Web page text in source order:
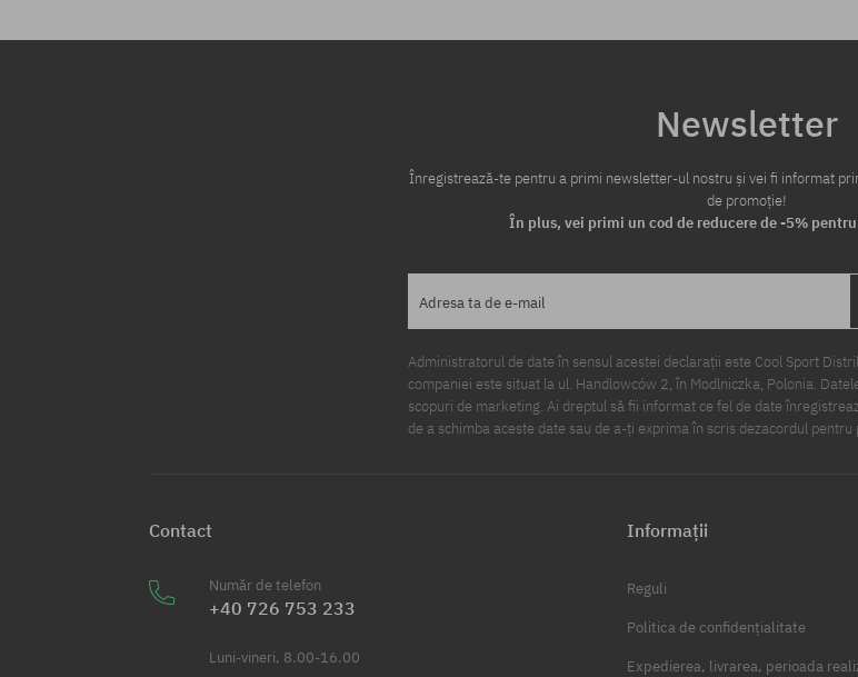
Newsletter
Înregistrează-te pentru a primi newsletter-ul nostru și vei fi informat
de promoție!
În plus, vei primi un cod de reducere de -5%
Adresa ta de e-mail
Administratorul de date în sensul acestei declarații este Cool Sport
companiei este situat la ul. Handlowców 2, în Modlniczka, Polonia.
scopuri de marketing. Ai dreptul să fii informat ce fel de date
de a schimba aceste date sau de a-ți exprima în scris dezacordul
Contact
Număr de telefon
+40 726 753 233
Luni-vineri, 8.00-16.00
Informații
Reguli
Politica de confidențialitate
Expedierea, livrarea, perioada